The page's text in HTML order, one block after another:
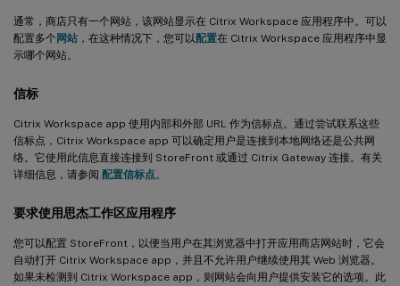
通常，商店只有一个网站，该网站显示在 Citrix Workspace 应用程序中。可以
配置多个网站 ，在这种情况下，您可以配置在 Citrix Workspace 应用程序中显
示哪个网站。
信标
Citrix Workspace app 使用内部和外部 URL 作为信标点。通过尝试联系这些
信标点，Citrix Workspace app 可以确定用户是连接到本地网络还是公共网
络。它使用此信息直接连接到 StoreFront 或通过 Citrix Gateway 连接。有关
详细信息，请参阅 配置信标点。
要求使用思杰工作区应用程序
您可以配置 StoreFront，以便当用户在其浏览器中打开应用商店网站时，它会
自动打开 Citrix Workspace app，并且不允许用户继续使用其 Web 浏览器。
如果未检测到 Citrix Workspace app，则网站会向用户提供安装它的选项。此